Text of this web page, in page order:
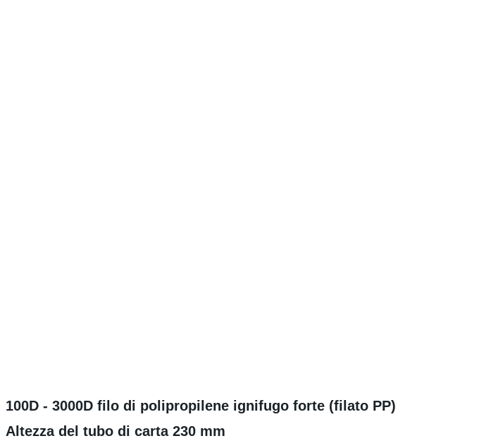
100D - 3000D filo di polipropilene ignifugo forte (filato PP)
Altezza del tubo di carta 230 mm